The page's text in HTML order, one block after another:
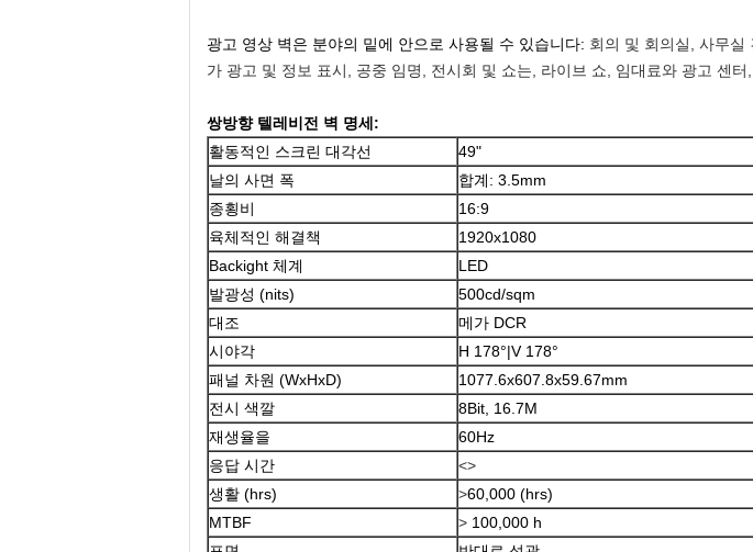
광고 영상 벽은 분야의 밑에 안으로 사용될 수 있습니다: 회의 및 회의실, 사무실
가 광고 및 정보 표시, 공중 임명, 전시회 및 쇼는, 라이브 쇼, 임대료와 광고 센
쌍방향 텔레비전 벽 명세:
활동적인 스크린 대각선
49"
날의 사면 폭
합계: 3.5mm
종횡비
16:9
육체적인 해결책
1920x1080
Backight 체계
LED
발광성 (nits)
500cd/sqm
대조
메가 DCR
시야각
H 178°|V 178°
패널 차원 (WxHxD)
1077.6x607.8x59.67mm
전시 색깔
8Bit, 16.7M
재생율을
60Hz
응답 시간
<>
생활 (hrs)
>60,000 (hrs)
MTBF
> 100,000 h